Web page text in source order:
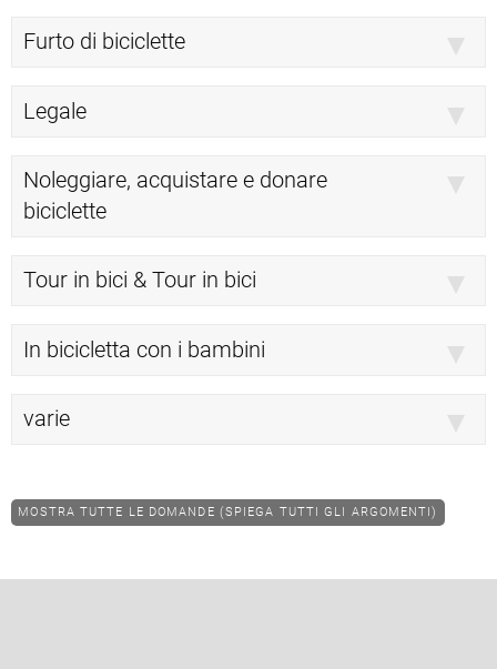
Furto di biciclette
Legale
Noleggiare, acquistare e donare
biciclette
Tour in bici & Tour in bici
In bicicletta con i bambini
varie
MOSTRA TUTTE LE DOMANDE (SPIEGA TUTTI GLI ARGOMENTI)